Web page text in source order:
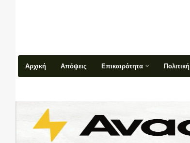
Αρχική Απόψεις Επικαιρότητα Πολιτική